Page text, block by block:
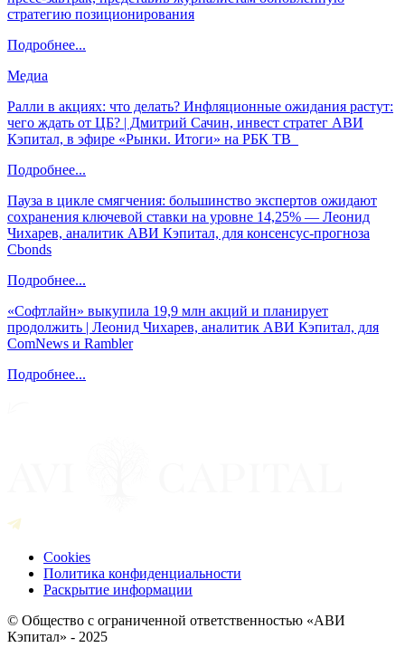
стратегию позиционирования
Подробнее...
Медиа
Ралли в акциях: что делать? Инфляционные ожидания растут:
чего ждать от ЦБ? | Дмитрий Сачин, инвест стратег АВИ
Кэпитал, в эфире «Рынки. Итоги» на РБК ТВ
Подробнее...
Пауза в цикле смягчения: большинство экспертов ожидают
сохранения ключевой ставки на уровне 14,25% — Леонид
Чихарев, аналитик АВИ Кэпитал, для консенсус-прогноза
Cbonds
Подробнее...
«Софтлайн» выкупила 19,9 млн акций и планирует
продолжить | Леонид Чихарев, аналитик АВИ Кэпитал, для
ComNews и Rambler
Подробнее...
Cookies
Политика конфиденциальности
Раскрытие информации
© Общество с ограниченной ответственностью «АВИ
Кэпитал» - 2025